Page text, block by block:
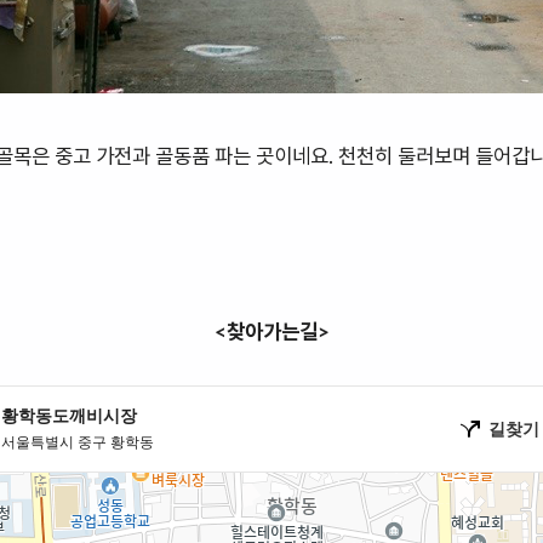
목은 중고 가전과 골동품 파는 곳이네요. 천천히 둘러보며 들어갑
<찾아가는길>